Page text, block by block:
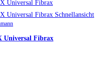
Schnellansicht
Universal Fibrax